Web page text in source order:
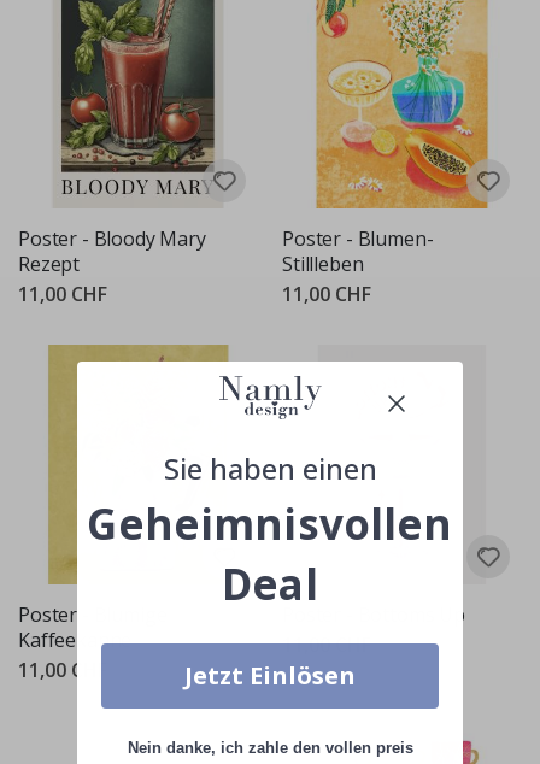
Poster - Bloody Mary
Rezept
11,00 CHF
Poster - Blumen-
Stillleben
11,00 CHF
Poster - Blumige
Kaffeekanne
11,00 CHF
Poster - Bottoms Up
11,00 CHF
Sie haben einen
Geheimnisvollen
Deal
Jetzt Einlösen
Nein danke, ich zahle den vollen preis